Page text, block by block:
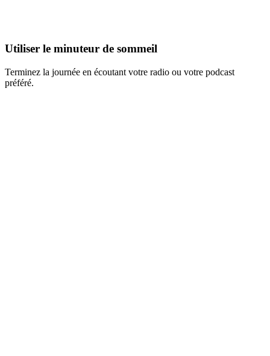
Utiliser le minuteur de sommeil
Terminez la journée en écoutant votre radio ou votre podcast
préféré.